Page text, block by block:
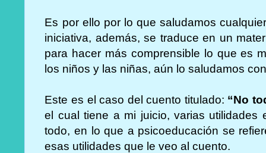
Es por ello por lo que saludamos
iniciativa, además, se traduce en un
para hacer más comprensible lo que es
los niños y las niñas, aún lo saludamos
Este es el caso del cuento titulado: “No
el cual tiene a mi juicio, varias utilidades
todo, en lo que a psicoeducación se
esas utilidades que le veo al cuento.